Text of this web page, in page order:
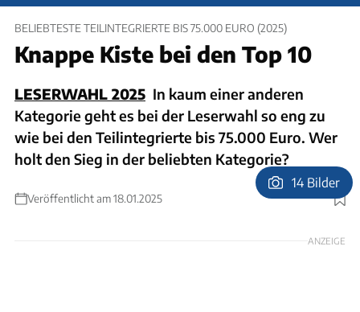
BELIEBTESTE TEILINTEGRIERTE BIS 75.000 EURO (2025)
Knappe Kiste bei den Top 10
LESERWAHL 2025 In kaum einer anderen
Kategorie geht es bei der Leserwahl so eng zu
wie bei den Teilintegrierte bis 75.000 Euro. Wer
holt den Sieg in der beliebten Kategorie?
Veröffentlicht am 18.01.2025
Foto: Adria
14 Bilder
ANZEIGE